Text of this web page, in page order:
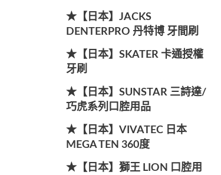
★【日本】JACKS
DENTERPRO 丹特博 牙間刷
★【日本】SKATER 卡通授權
牙刷
★【日本】SUNSTAR 三詩達/
巧虎系列口腔用品
★【日本】VIVATEC 日本
MEGA TEN 360度
★【日本】獅王 LION 口腔用